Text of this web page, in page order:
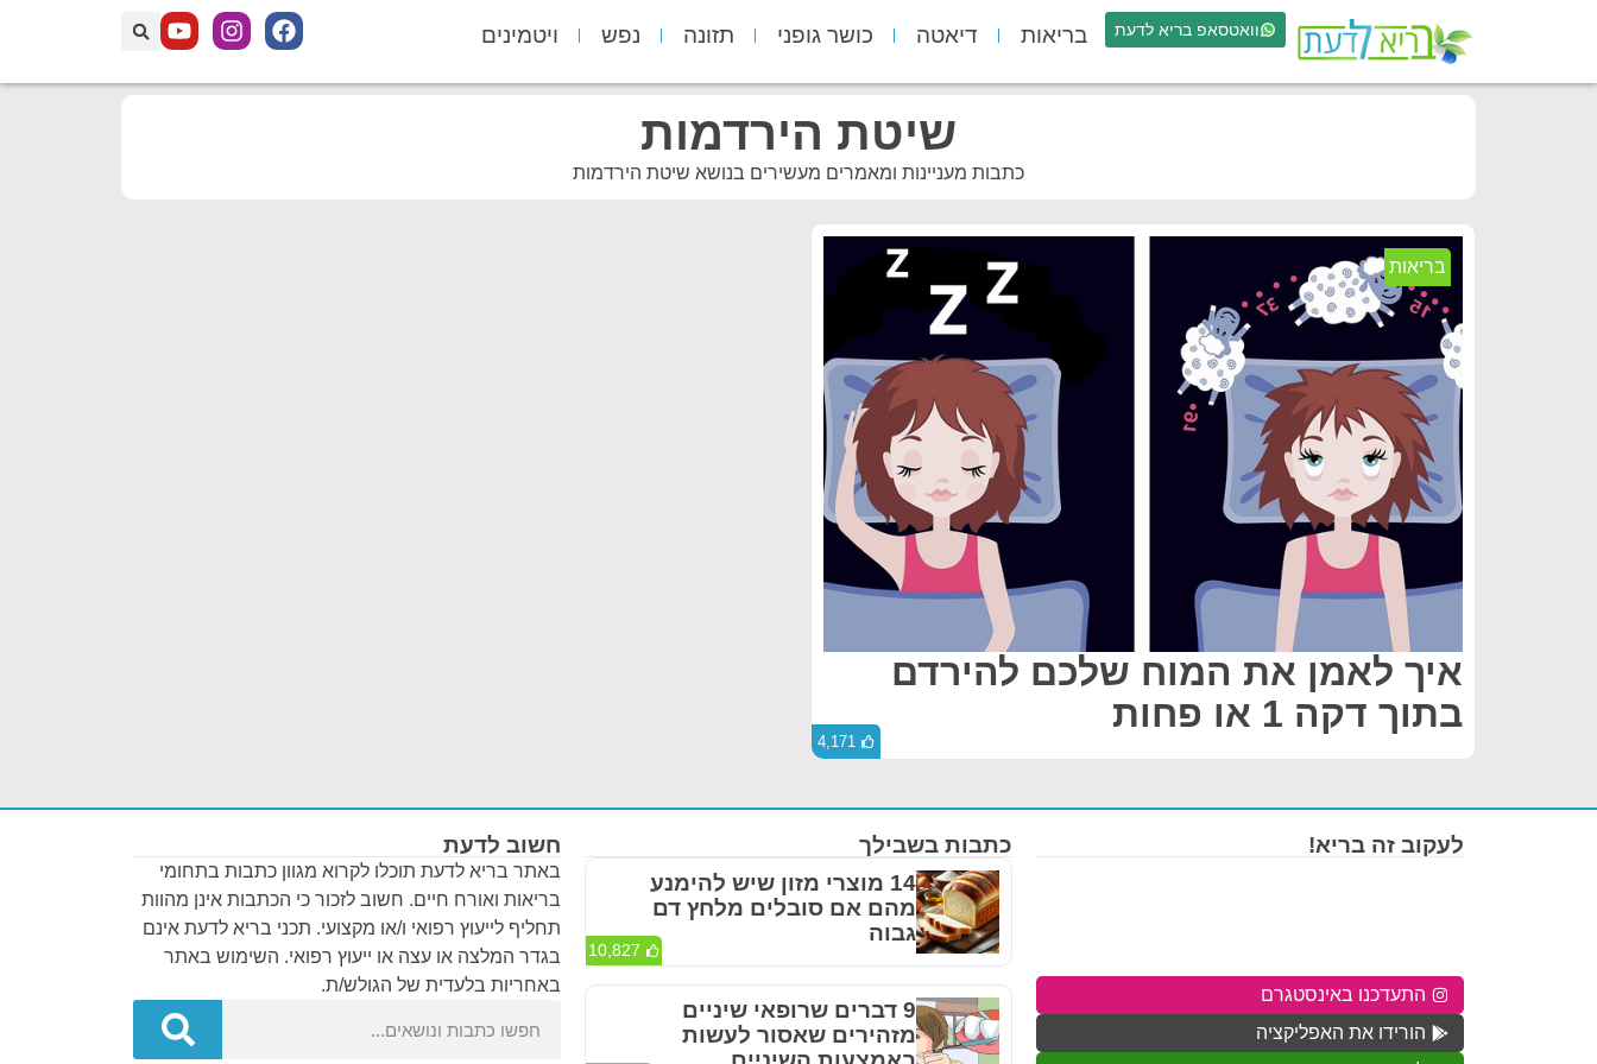
וואטסאפ בריא לדעת בריאות דיאטה כושר גופני תזונה נפש ויטמינים
שיטת הירדמות
כתבות מעניינות ומאמרים מעשירים בנושא שיטת הירדמות
בריאות
איך לאמן את המוח שלכם להירדם
בתוך דקה 1 או פחות
4,171
חשוב לדעת
באתר בריא לדעת תוכלו לקרוא מגוון כתבות בתחומי
בריאות ואורח חיים. חשוב לזכור כי הכתבות אינן מהוות
תחליף לייעוץ רפואי ו/או מקצועי. תכני בריא לדעת אינם
בגדר המלצה או עצה או ייעוץ רפואי. השימוש באתר
באחריות בלעדית של הגולש/ת.
כתבות בשבילך
14 מוצרי מזון שיש להימנע
מהם אם סובלים מלחץ דם
גבוה
10,827
9 דברים שרופאי שיניים
מזהירים שאסור לעשות
לעקוב זה בריא!
התעדכנו באינסטגרם
הורידו את האפליקציה